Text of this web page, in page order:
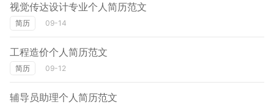
视觉传达设计专业个人简历范文
简历 09-14
工程造价个人简历范文
简历 09-12
辅导员助理个人简历范文